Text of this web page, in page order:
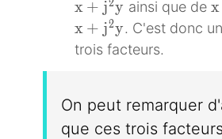
x + j^2y
x + j2y ainsi que de x
x + j^2y
x + j2y. C'est donc
trois facteurs.
On peut remarquer
que ces trois